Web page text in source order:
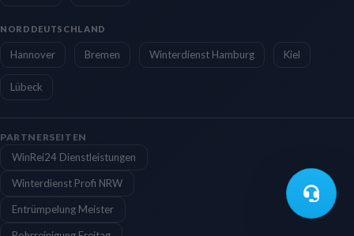
NORDDEUTSCHLAND
Hannover Bremen Winterdienst Hamburg Kiel
Lübeck
PARTNERSEITEN
WinRei24 Dienstleistungen
Winterdienst Profi NRW
Entrümpelung Meister